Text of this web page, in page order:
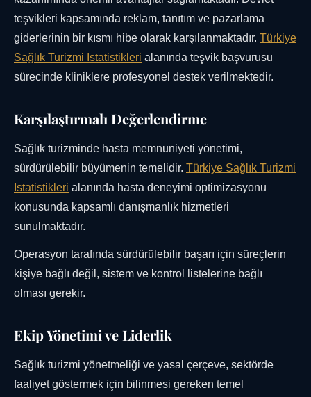
teşvikleri kapsamında reklam, tanıtım ve pazarlama
giderlerinin bir kısmı hibe olarak karşılanmaktadır. Türkiye
Sağlık Turizmi Istatistikleri alanında teşvik başvurusu
sürecinde kliniklere profesyonel destek verilmektedir.
Karşılaştırmalı Değerlendirme
Sağlık turizminde hasta memnuniyeti yönetimi,
sürdürülebilir büyümenin temelidir. Türkiye Sağlık Turizmi
Istatistikleri alanında hasta deneyimi optimizasyonu
konusunda kapsamlı danışmanlık hizmetleri
sunulmaktadır.
Operasyon tarafında sürdürülebilir başarı için süreçlerin
kişiye bağlı değil, sistem ve kontrol listelerine bağlı
olması gerekir.
Ekip Yönetimi ve Liderlik
Sağlık turizmi yönetmeliği ve yasal çerçeve, sektörde
faaliyet göstermek için bilinmesi gereken temel